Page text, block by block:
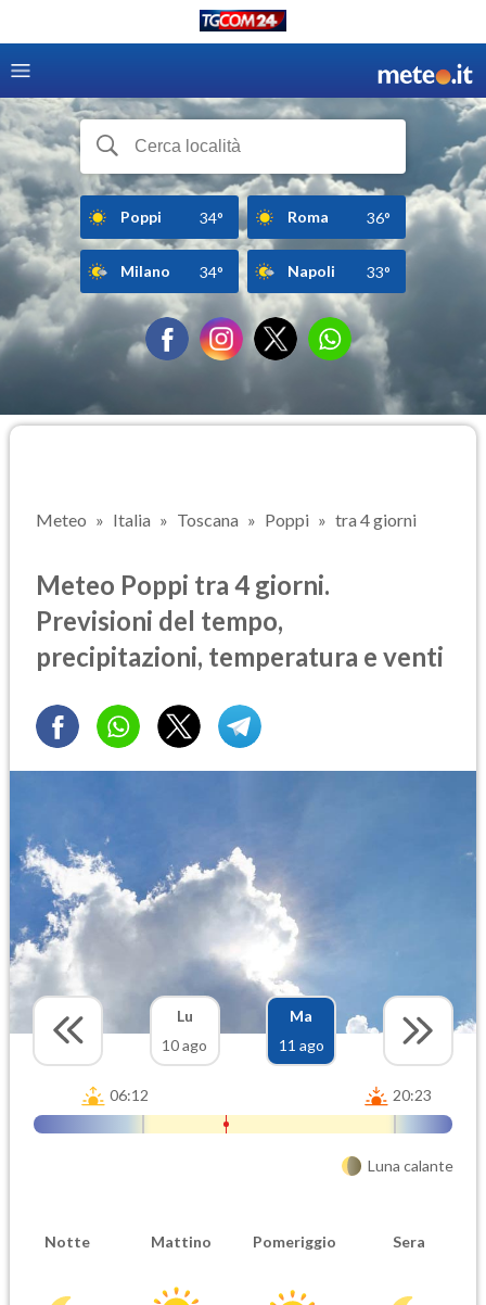
Poppi 34° Roma 36°
Milano 34° Napoli 33°
Meteo Italia Toscana Poppi tra 4 giorni
Meteo Poppi tra 4 giorni.
Previsioni del tempo,
precipitazioni, temperatura e venti
Lu
10 ago
Ma
11 ago
06:12 20:23
Luna calante
Notte Mattino Pomeriggio Sera